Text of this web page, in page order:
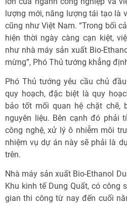
lượng mới, năng lượng tái tạo là
cũng như Việt Nam. “Trong bối
hiện thời ngày càng cạn kiệt,
như nhà máy sản xuất Bio-
mừng”, Phó Thủ tướng khẳng
Phó Thủ tướng yêu cầu chủ
quy hoạch, đặc biệt là quy
bảo tốt mối quan hệ chặt chẽ,
nguyên liệu. Bên cạnh đó phải
công nghệ, xử lý ô nhiễm môi
nhiệm vụ dự án này sẽ phải là
trên.
Nhà máy sản xuất Bio-Ethanol
Khu kinh tế Dung Quất, có công
gian thi công từ nay đến cuối